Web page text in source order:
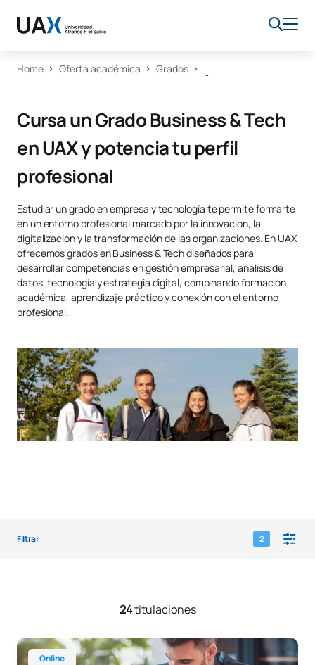
Home Oferta académica Grados
Cursa un Grado Business & Tech
en UAX y potencia tu perfil
profesional
Estudiar un grado en empresa y tecnología te permite formarte
en un entorno profesional marcado por la innovación, la
digitalización y la transformación de las organizaciones. En UAX
ofrecemos grados en Business & Tech diseñados para
desarrollar competencias en gestión empresarial, análisis de
datos, tecnología y estrategia digital, combinando formación
académica, aprendizaje práctico y conexión con el entorno
profesional.
Filtrar 2
24titulaciones
Online
Grado Online en Derecho